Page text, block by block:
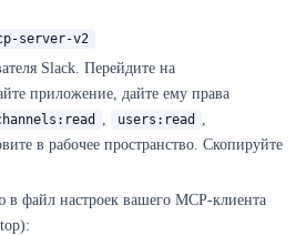
server-v2
Slack. Перейдите на
приложение, дайте ему права
, users:read ,
в рабочее пространство. Скопируйте
в файл настроек вашего MCP-клиента